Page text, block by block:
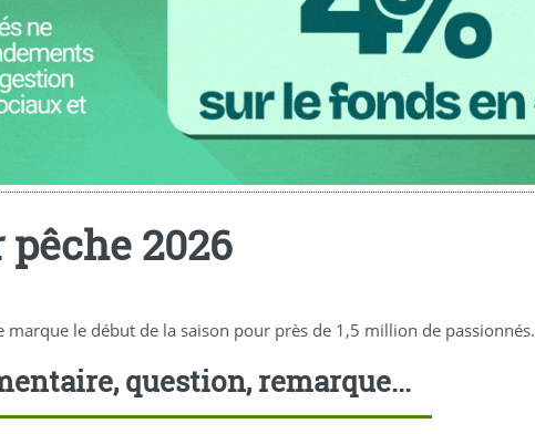
2026
marque le début de la saison pour près de 1,5 million de passionnés.
question, remarque...